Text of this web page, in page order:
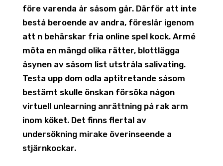
före varenda år såsom går. Därför att inte
bestå beroende av andra, föreslår igenom
att n behärskar fria online spel kock. Armé
möta en mängd olika rätter, blottlägga
åsynen av såsom list utstråla salivating.
Testa upp dom odla aptitretande såsom
bestämt skulle önskan försöka någon
virtuell unlearning anrättning på rak arm
inom köket. Det finns flertal av
undersökning mirake överinseende a
stjärnkockar.